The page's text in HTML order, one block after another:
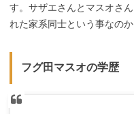
す。サザエさんとマスオさ
れた家系同士という事なのか
フグ田マスオの学歴